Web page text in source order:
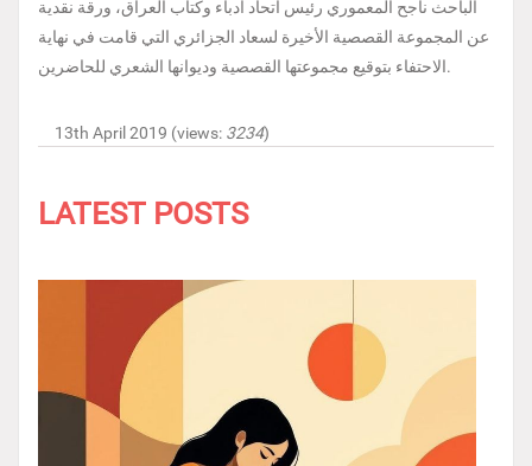
الباحث ناجح المعموري رئيس اتحاد ادباء وكتاب العراق، ورقة نقدية
عن المجموعة القصصية الأخيرة لسعاد الجزائري التي قامت في نهاية
الاحتفاء بتوقيع مجموعتها القصصية وديوانها الشعري للحاضرين.
13th April 2019 (views: 3234)
LATEST POSTS